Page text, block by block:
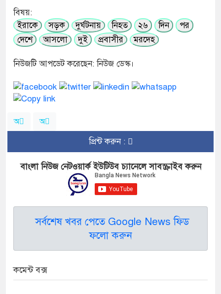
বিষয়:
ইরাকে
সড়ক দুর্ঘটনায় নিহত ২৬ দিন
পর
দেশে
আসলো দুই প্রবাসীর মরদেহ
নিউজটি আপডেট করেছেন: নিউজ ডেস্ক।
অ অ
প্রিন্ট করুন :
বাংলা নিউজ নেটওয়ার্ক ইউটিউব চ্যানেলে সাবস্ক্রাইব করুন
সর্বশেষ খবর পেতে Google News ফিড
ফলো করুন
কমেন্ট বক্স